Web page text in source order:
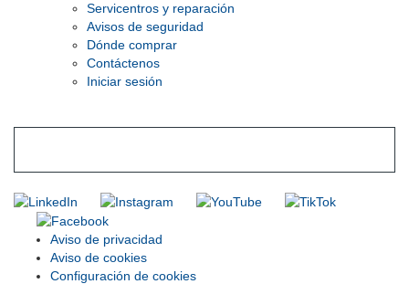
Servicentros y reparación
Avisos de seguridad
Dónde comprar
Contáctenos
Iniciar sesión
Aviso de privacidad
Aviso de cookies
Configuración de cookies